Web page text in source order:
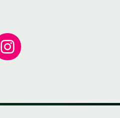
Instagram